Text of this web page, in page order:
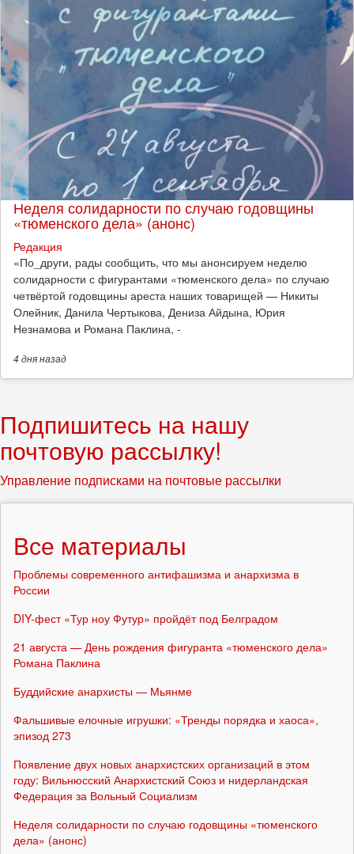
Неделя солидарности по случаю годовщины
«тюменского дела» (анонс)
Редакция
​«По_други, рады сообщить, что мы анонсируем неделю
солидарности с фигурантами «тюменского дела» по случаю
четвёртой годовщины ареста наших товарищей — Никиты
Олейник, Данила Чертыкова, Дениза Айдына, Юрия
Незнамова и Романа Паклина, -
4 дняназад
Подпишитесь на нашу
почтовую рассылку!
Управление подписками на почтовые рассылки
Все материалы
Проблемы современного антифашизма и анархизма в
России
DIY-фест «Тур ноу Футур» пройдёт под Белградом
21 августа — День рождения фигуранта «тюменского дела»
Романа Паклина
Буддийские анархисты — Мьянме
Фальшивые елочные игрушки: «Тренды порядка и хаоса»,
эпизод 273
Появление двух новых анархистских организаций в этом
году: Вильнюсский Анархистский Союз и нидерландская
Федерация за Вольный Социализм
Неделя солидарности по случаю годовщины «тюменского
дела» (анонс)